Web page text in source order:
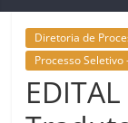
Diretoria de
Processo